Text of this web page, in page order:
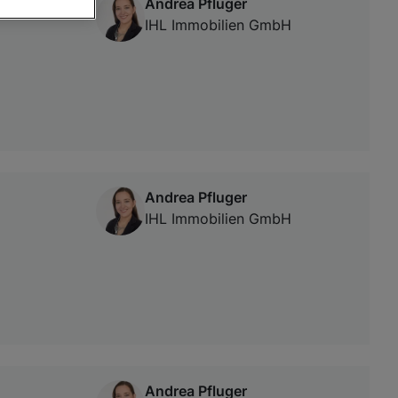
IHL Immobilien GmbH
Andrea Pfluger
IHL Immobilien GmbH
Andrea Pfluger
oder Zugriff